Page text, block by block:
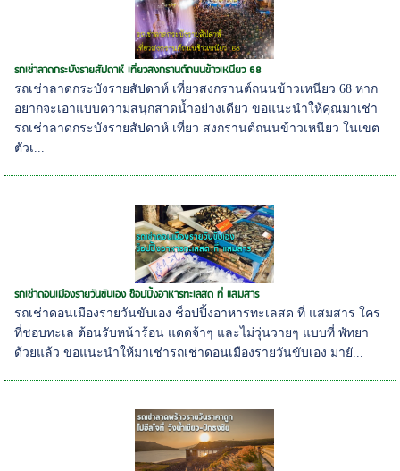
รถเช่าลาดกระบังรายสัปดาห์ เที่ยวสงกรานต์ถนนข้าวเหนียว 68
รถเช่าลาดกระบังรายสัปดาห์ เที่ยวสงกรานต์ถนนข้าวเหนียว 68 หาก
อยากจะเอาแบบความสนุกสาดน้ำอย่างเดียว ขอแนะนำให้คุณมาเช่า
รถเช่าลาดกระบังรายสัปดาห์ เที่ยว สงกรานต์ถนนข้าวเหนียว ในเขต
ตัวเ...
รถเช่าดอนเมืองรายวันขับเอง ช็อปปิ้งอาหารทะเลสด ที่ แสมสาร
รถเช่าดอนเมืองรายวันขับเอง ช็อปปิ้งอาหารทะเลสด ที่ แสมสาร ใคร
ที่ชอบทะเล ต้อนรับหน้าร้อน แดดจ้าๆ และไม่วุ่นวายๆ แบบที่ พัทยา
ด้วยแล้ว ขอแนะนำให้มาเช่ารถเช่าดอนเมืองรายวันขับเอง มายั...